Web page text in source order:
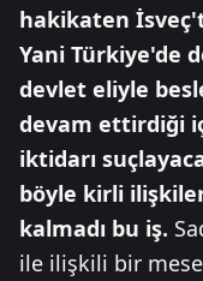
hakikaten
Yani Türkiye'de
devlet eliyle
devam ettirdiği
iktidarı
böyle kirli
kalmadı bu iş.
ile ilişkili bir